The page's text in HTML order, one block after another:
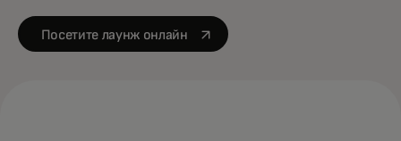
Посетите лаунж онлайн
opens in a new tab